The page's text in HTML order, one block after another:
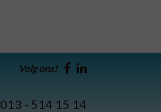
Volg ons!
013 - 514 15 14